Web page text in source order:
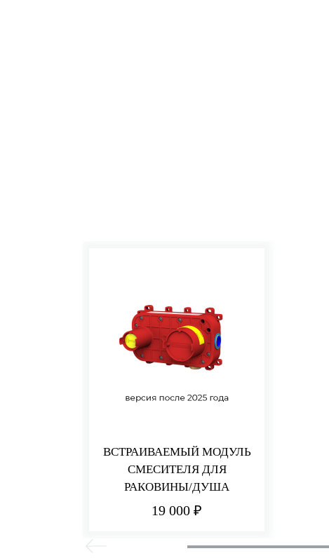
ВСТРАИВАЕМЫЙ МОДУЛЬ
СМЕСИТЕЛЯ ДЛЯ
РАКОВИНЫ/ДУША
19 000 ₽